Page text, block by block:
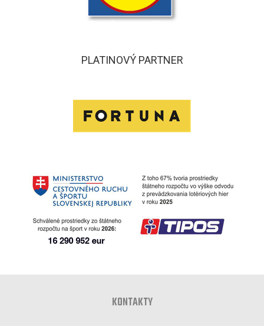
PLATINOVÝ PARTNER
KONTAKTY